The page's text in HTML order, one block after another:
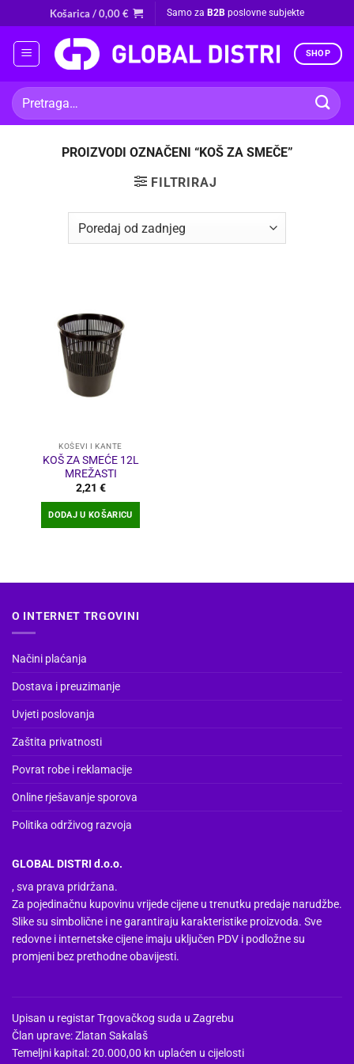
to
content
Košarica /0,00€ Samo za B2B poslovne subjekte
SHOP
Pretraži:
PROIZVODI OZNAČENI “KOŠ ZA SMEČE”
FILTRIRAJ
KOŠEVI I KANTE
KOŠ ZA SMEĆE 12L
MREŽASTI
2,21 €
DODAJ U KOŠARICU
O INTERNET TRGOVINI
Načini plaćanja
Dostava i preuzimanje
Uvjeti poslovanja
Zaštita privatnosti
Povrat robe i reklamacije
Online rješavanje sporova
Politika održivog razvoja
GLOBAL DISTRI d.o.o.
, sva prava pridržana.
Za pojedinačnu kupovinu vrijede cijene u trenutku predaje narudžbe.
Slike su simbolične i ne garantiraju karakteristike proizvoda. Sve
redovne i internetske cijene imaju uključen PDV i podložne su
promjeni bez prethodne obavijesti.
Upisan u registar Trgovačkog suda u Zagrebu
Član uprave: Zlatan Sakalaš
Temeljni kapital: 20.000,00 kn uplaćen u cijelosti